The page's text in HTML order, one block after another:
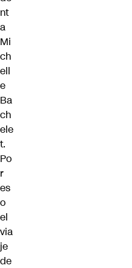
nt
a
Mi
ch
ell
e
Ba
ch
ele
t.
Po
r
es
o
el
via
je
de